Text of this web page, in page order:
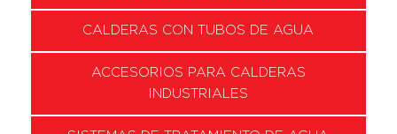
CALDERAS CON TUBOS DE AGUA
ACCESORIOS PARA CALDERAS
INDUSTRIALES